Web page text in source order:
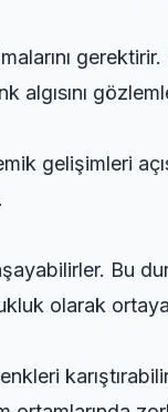
algısını
gelişimleri
Bu
olarak